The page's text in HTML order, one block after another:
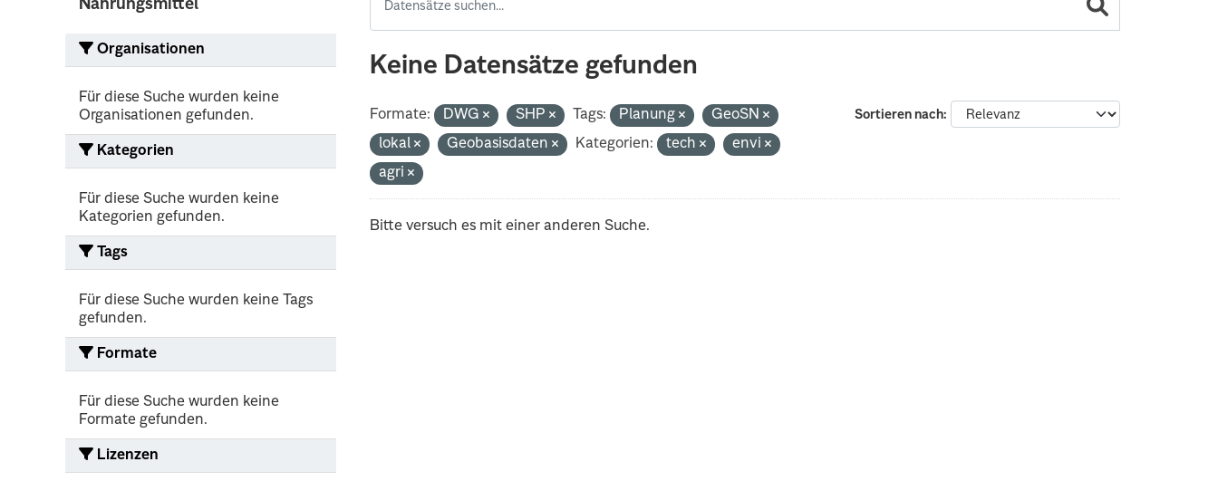
Nahrungsmittel
Organisationen
Für diese Suche wurden keine
Organisationen gefunden.
Kategorien
Für diese Suche wurden keine
Kategorien gefunden.
Tags
Für diese Suche wurden keine Tags
gefunden.
Formate
Für diese Suche wurden keine
Formate gefunden.
Lizenzen
Keine Datensätze gefunden
Sortieren nach
Formate: DWG SHP Tags: Planung
GeoSN
lokal
Geobasisdaten Kategorien: tech
envi
agri
Bitte versuch es mit einer anderen Suche.